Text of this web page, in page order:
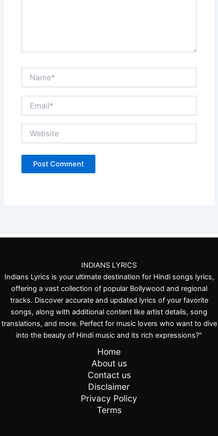
INDIANS LYRICS
Indians Lyrics is your ultimate destination for Hindi songs lyrics,
offering a vast collection of popular Bollywood and regional
tracks. Discover accurate and updated lyrics of your favorite
songs, along with additional content like artist details, song
translations, and more. Perfect for music lovers who want to dive
into the beauty of Hindi music and its rich expressions?"
Home
About us
Contact us
Disclaimer
Privacy Policy
Terms